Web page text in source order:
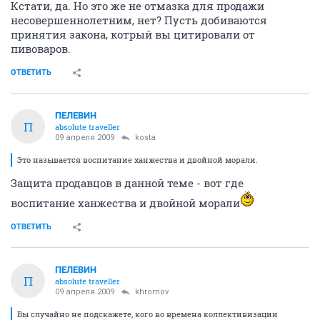
Кстати, да. Но это же не отмазка для продажи
несовершеннолетним, нет? Пусть добиваются
принятия закона, котрый вы цитировали от
пивоваров.
ОТВЕТИТЬ
П
ПЕЛЕВИН
absolute traveller
09 апреля 2009 kosta
Это называется воспитание ханжества и двойной морали.
Защита продавцов в данной теме - вот где
воспитание ханжества и двойной морали
ОТВЕТИТЬ
П
ПЕЛЕВИН
absolute traveller
09 апреля 2009 khromov
Вы случайно не подскажете, кого во времена коллективизации